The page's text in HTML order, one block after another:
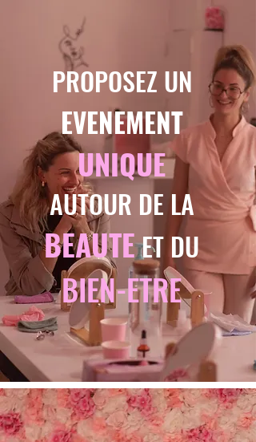
PROPOSEZ UN
EVENEMENT
UNIQUE
AUTOUR DE LA
BEAUTEET DU
BIEN-ETRE